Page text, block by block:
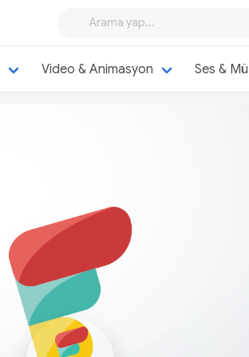
Video & Animasyon Ses &